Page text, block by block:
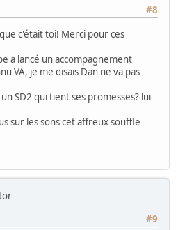
#8
c'était toi! Merci pour ces
a lancé un accompagnement
VA, je me disais Dan ne va pas
SD2 qui tient ses promesses? lui
sur les sons cet affreux souffle
#9